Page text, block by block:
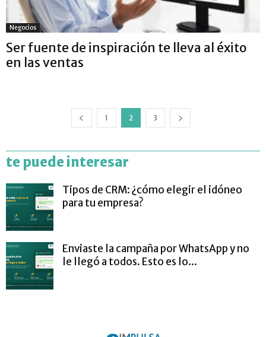
Negocios
Ser fuente de inspiración te lleva al éxito
en las ventas
1 2 3
te puede interesar
Tipos de CRM: ¿cómo elegir el idóneo
para tu empresa?
Enviaste la campaña por WhatsApp y no
le llegó a todos. Esto es lo...